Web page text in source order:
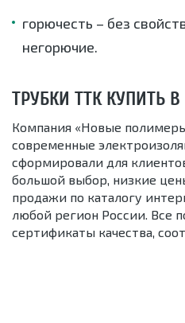
горючесть – без
негорючие.
ТРУБКИ ТТК КУПИТЬ В
Компания «Новые
современные
сформировали для
большой выбор, низкие
продажи по каталогу
любой регион России. Все
сертификаты качества,